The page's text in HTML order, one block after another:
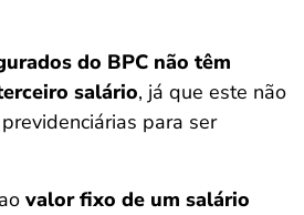
do BPC não têm
salário, já que este não
para ser
valor fixo de um salário